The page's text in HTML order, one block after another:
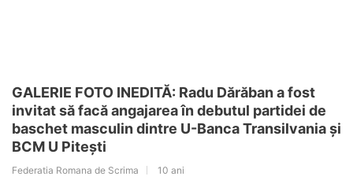
GALERIE FOTO INEDITĂ: Radu Dărăban a fost
invitat să facă angajarea în debutul partidei de
baschet masculin dintre U-Banca Transilvania și
BCM U Pitești
Federatia Romana de Scrima 10 ani